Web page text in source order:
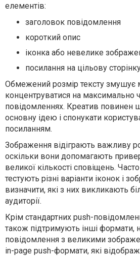
елементів:
заголовок повідомлення
короткий опис
іконка або невелике
посилання на цільову
Обмежений розмір тексту змушує
концентруватися на максимально
повідомленнях. Креатив повинен
основну ідею і спонукати
посиланням.
Зображення відіграють важливу
оскільки вони допомагають
великої кількості сповіщень.
тестують різні варіанти іконок і
визначити, які з них викликають
аудиторії.
Крім стандартних push-
також підтримують інші формати,
повідомлення з великими
in-page push-формати, які